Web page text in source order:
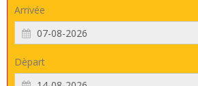
Arrivée
Dèpart